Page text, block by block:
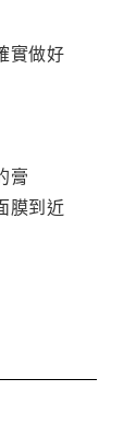
實做好
膏
膜到近